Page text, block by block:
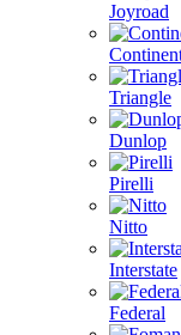
Joyroad
Triangle
Dunlop
Pirelli
Nitto
Interstate
Federal